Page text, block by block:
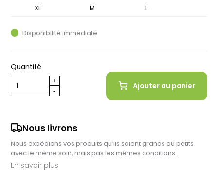
S M L
XL
Disponibilité immédiate
Quantité
Ajouter au panier
Nous livrons
Nous expédions vos produits qu’ils soient grands ou petits
avec le même soin, mais pas les mêmes conditions…
En savoir plus